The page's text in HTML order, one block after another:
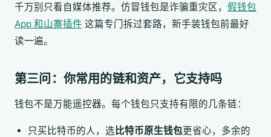
千万别只看自媒体推荐。仿冒钱包是诈骗重灾区， 假钱包
App 和山寨插件 这篇专门拆过套路，新手装钱包前最好
读一遍。
第三问：你常用的链和资产，它支持吗
钱包不是万能遥控器。每个钱包只支持有限的几条链：
只买比特币的人，选比特币原生钱包更省心，多余的